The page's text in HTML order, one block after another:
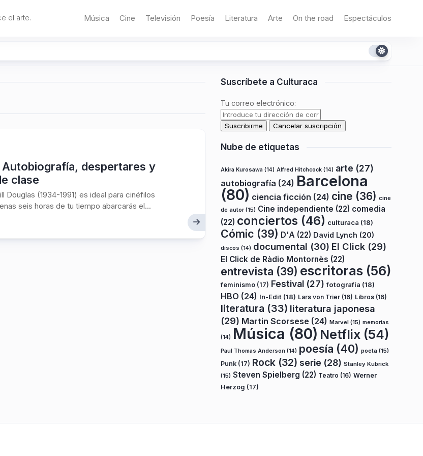
el arte. Música Cine Televisión Poesía Literatura Arte On the road Espectáculos
Autobiografía, despertares y
clase
Douglas (1934-1991) es ideal para cinéfilos
seis horas de tu tiempo abarcarás el...
Suscríbete a Culturaca
Tu correo electrónico:
Nube de etiquetas
Akira Kurosawa (14) Alfred Hitchcock (14) arte (27)
autobiografía (24) Barcelona
(80) ciencia ficción (24) cine (36) cine
de autor(15) Cine independiente (22) comedia
(22) conciertos (46) culturaca (18)
Cómic (39) D'A (22) David Lynch (20)
discos (14) documental (30) El Click (29)
El Click de Ràdio Montornès (22)
entrevista (39) escritoras (56)
feminismo (17) Festival (27) fotografía (18)
HBO (24) In-Edit (18) Lars von Trier (16) Libros (16)
literatura (33) literatura japonesa
(29) Martin Scorsese (24) Marvel (15) memorias
(14) Música (80) Netflix (54)
Paul Thomas Anderson (14) poesía (40) poeta (15)
Punk (17) Rock (32) serie (28) Stanley Kubrick
(15) Steven Spielberg (22) Teatro (16) Werner
Herzog (17)